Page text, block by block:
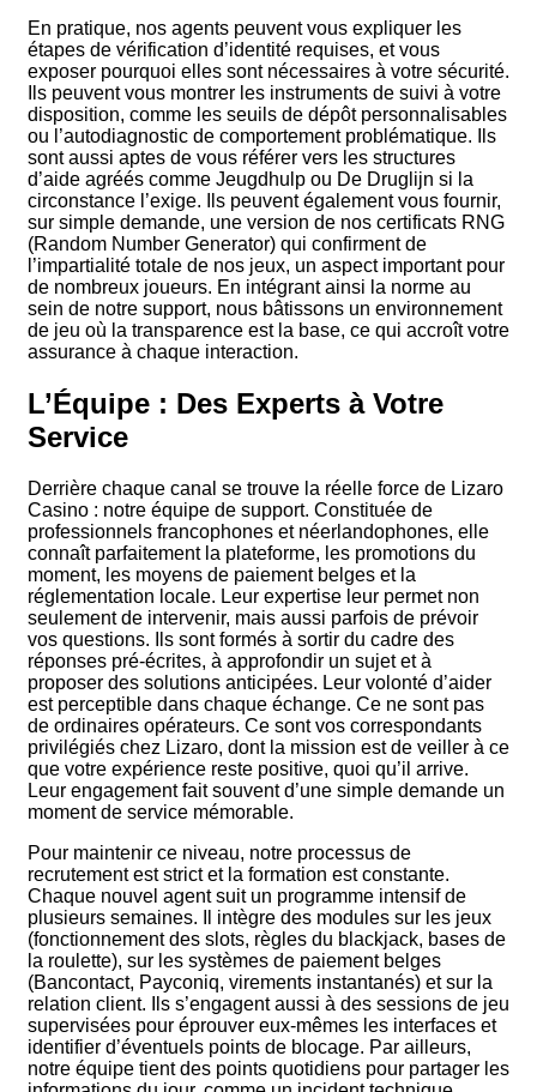
En pratique, nos agents peuvent vous expliquer les
étapes de vérification d’identité requises, et vous
exposer pourquoi elles sont nécessaires à votre sécurité.
Ils peuvent vous montrer les instruments de suivi à votre
disposition, comme les seuils de dépôt personnalisables
ou l’autodiagnostic de comportement problématique. Ils
sont aussi aptes de vous référer vers les structures
d’aide agréés comme Jeugdhulp ou De Druglijn si la
circonstance l’exige. Ils peuvent également vous fournir,
sur simple demande, une version de nos certificats RNG
(Random Number Generator) qui confirment de
l’impartialité totale de nos jeux, un aspect important pour
de nombreux joueurs. En intégrant ainsi la norme au
sein de notre support, nous bâtissons un environnement
de jeu où la transparence est la base, ce qui accroît votre
assurance à chaque interaction.
L’Équipe : Des Experts à Votre
Service
Derrière chaque canal se trouve la réelle force de Lizaro
Casino : notre équipe de support. Constituée de
professionnels francophones et néerlandophones, elle
connaît parfaitement la plateforme, les promotions du
moment, les moyens de paiement belges et la
réglementation locale. Leur expertise leur permet non
seulement de intervenir, mais aussi parfois de prévoir
vos questions. Ils sont formés à sortir du cadre des
réponses pré-écrites, à approfondir un sujet et à
proposer des solutions anticipées. Leur volonté d’aider
est perceptible dans chaque échange. Ce ne sont pas
de ordinaires opérateurs. Ce sont vos correspondants
privilégiés chez Lizaro, dont la mission est de veiller à ce
que votre expérience reste positive, quoi qu’il arrive.
Leur engagement fait souvent d’une simple demande un
moment de service mémorable.
Pour maintenir ce niveau, notre processus de
recrutement est strict et la formation est constante.
Chaque nouvel agent suit un programme intensif de
plusieurs semaines. Il intègre des modules sur les jeux
(fonctionnement des slots, règles du blackjack, bases de
la roulette), sur les systèmes de paiement belges
(Bancontact, Payconiq, virements instantanés) et sur la
relation client. Ils s’engagent aussi à des sessions de jeu
supervisées pour éprouver eux-mêmes les interfaces et
identifier d’éventuels points de blocage. Par ailleurs,
notre équipe tient des points quotidiens pour partager les